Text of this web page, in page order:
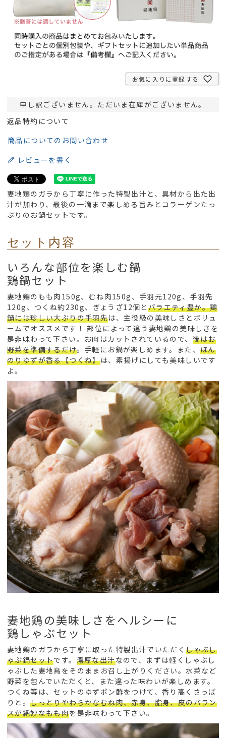
お気に入りに登録する
申し訳ございません。ただいま在庫がございません。
返品特約について
商品についてのお問い合わせ
レビューを書く
妻地鶏のガラから丁寧に作った特製出汁と、具材から出た出
汁が加わり、最後の一滴まで楽しめる旨みとコラーゲンたっ
ぷりのお鍋セットです。
セット内容
いろんな部位を楽しむ鍋
鶏鍋セット
妻地鶏のもも肉150g、むね肉150g、手羽元120g、手羽先
120g、つくね約230g、ぎょうざ12個と バラエティ豊か。鶏
鍋には珍しい大ぶりの手羽先は、主役級の美味しさとボリュ
ームでオススメです！ 部位によって違う妻地鶏の美味しさを
是非味わって下さい。お肉はカットされているので、 後はお
野菜を準備するだけ。手軽にお鍋が楽しめます。また、ほん
のりゆずが香る【つくね】は、素揚げにしても美味しいです
よ。
妻地鶏の美味しさをヘルシーに
鶏しゃぶセット
妻地鶏のガラから丁寧に取った特製出汁でいただくしゃぶし
ゃぶ鍋セットです。 濃厚な出汁なので、まずは軽くしゃぶし
ゃぶした妻地鳥をそのままお召し上がりください。水菜など
野菜を包んでいただくと、また違った味わいが楽しめます。
つくね等は、セットのゆずポン酢をつけて、香り高くさっぱ
りと。しっとりやわらかなむね肉、赤身、脂身、皮のバラン
スが絶妙なもも肉を是非味わって下さい。